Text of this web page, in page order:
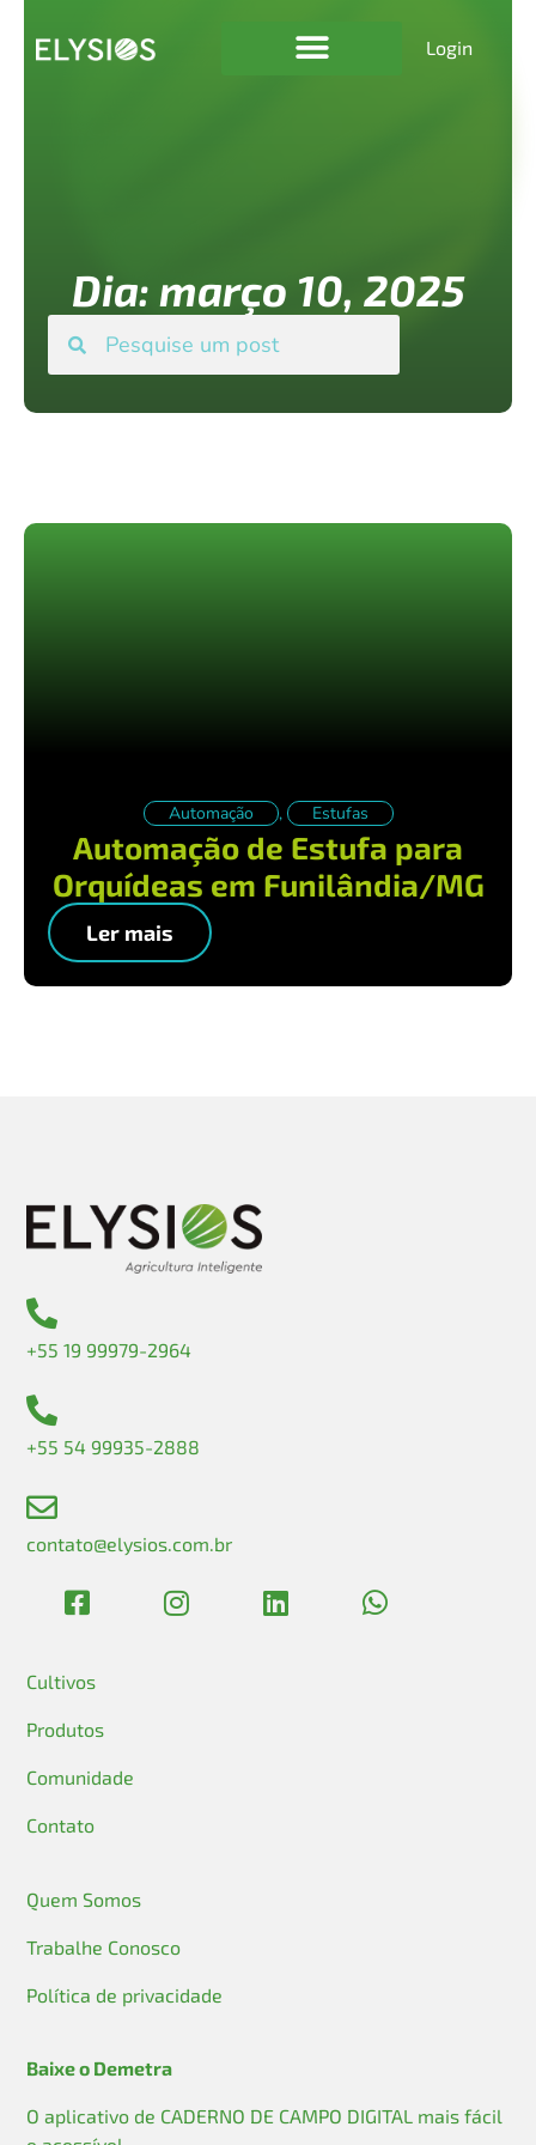
Login
Dia: março 10, 2025
Automação , Estufas
Automação de Estufa para
Orquídeas em Funilândia/MG
Ler mais
+55 19 99979-2964
+55 54 99935-2888
contato@elysios.com.br
Cultivos
Produtos
Comunidade
Contato
Quem Somos
Trabalhe Conosco
Política de privacidade
Baixe o Demetra
O aplicativo de CADERNO DE CAMPO DIGITAL mais fácil